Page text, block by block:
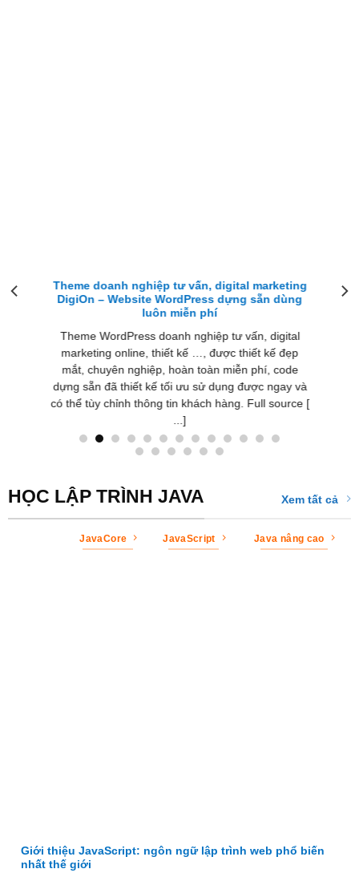
Theme doanh nghiệp tư vấn, digital marketing
DigiOn – Website WordPress dựng sẵn dùng
luôn miễn phí
Theme WordPress doanh nghiệp tư vấn, digital
marketing online, thiết kế …, được thiết kế đẹp
mắt, chuyên nghiệp, hoàn toàn miễn phí, code
dựng sẵn đã thiết kế tối ưu sử dụng được ngay và
có thể tùy chỉnh thông tin khách hàng. Full source [
...]
HỌC LẬP TRÌNH JAVA Xem tất cả
JavaCore JavaScript Java nâng cao
Giới thiệu JavaScript: ngôn ngữ lập trình web phổ biến
nhất thế giới